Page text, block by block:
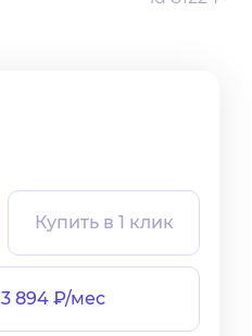
Купить в 1 клик
3 894 ₽/мес